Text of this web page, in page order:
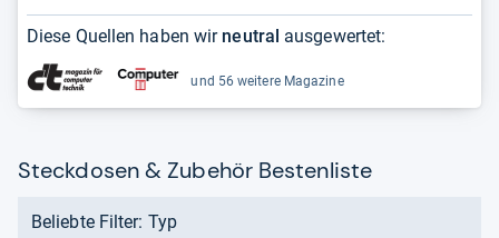
den
Diese Quellen haben wir neutral ausgewertet:
und 56 weitere Magazine
Steckdosen & Zubehör Bestenliste
Beliebte Filter: Typ